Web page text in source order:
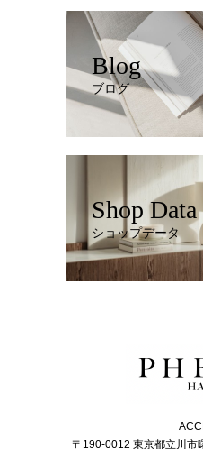
Blog
ブログ
Shop Data
ショップデータ
〒190-0012 東京都立川市